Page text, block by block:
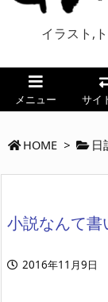
イラスト,
メニュー サイ
HOME > 日
小説なんて書
2016年11月9日